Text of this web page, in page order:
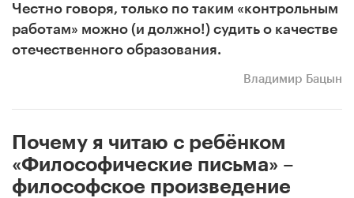
Честно говоря, только по таким «контрольным
работам» можно (и должно!) судить о качестве
отечественного образования.
Владимир Бацын
Почему я читаю с ребёнком
«Философические письма» –
философское произведение